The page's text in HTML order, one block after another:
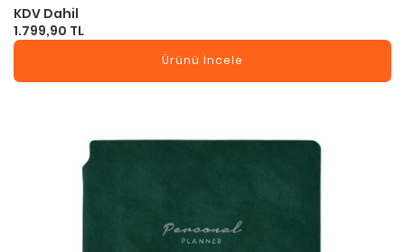
KDV Dahil
1.799,90 TL
Ürünü İncele